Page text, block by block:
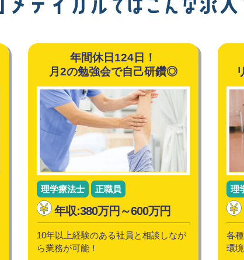
年間休日124日！
月2の勉強会で自己研鑽◎
理学療法士 正職員
年収:380万円～600万円
10年以上経験のある社員と相談しなが
ら業務が可能！
理
各
環